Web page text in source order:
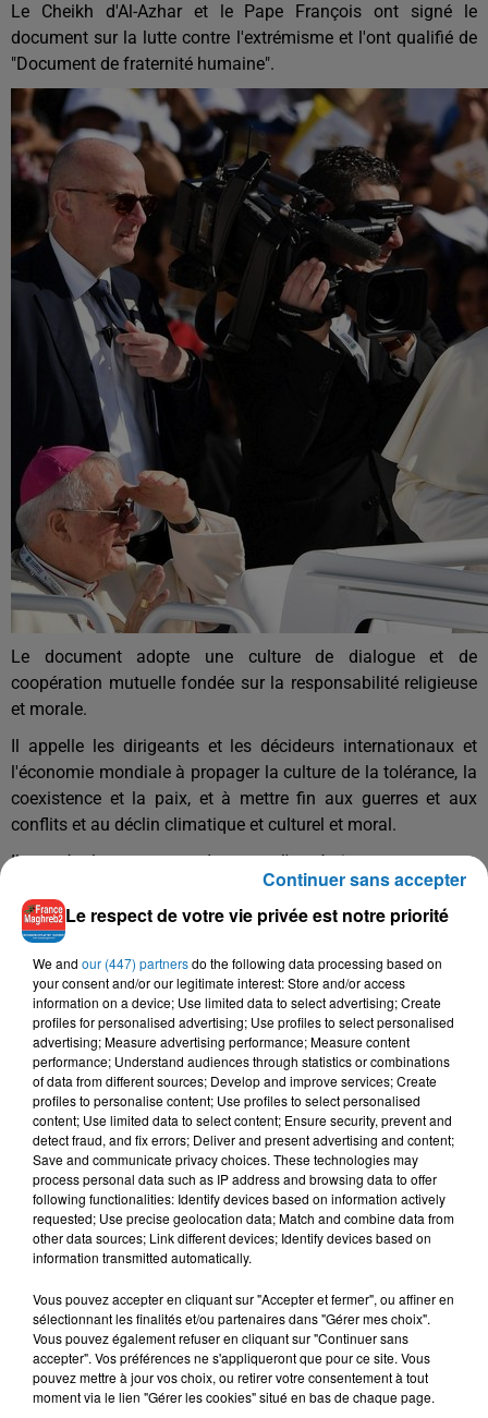
Le Cheikh d'Al-Azhar et le Pape François ont signé le
document sur la lutte contre l'extrémisme et l'ont qualifié de
"Document de fraternité humaine".
Le document adopte une culture de dialogue et de
coopération mutuelle fondée sur la responsabilité religieuse
et morale.
Il appelle les dirigeants et les décideurs internationaux et
l'économie mondiale à propager la culture de la tolérance, la
coexistence et la paix, et à mettre fin aux guerres et aux
conflits et au déclin climatique et culturel et moral.
Il met également en garde contre l'extrémisme sous toutes
Le Pape François est arrivé dimanche à Abu Dhabi pour une
de l'Église catholique dans la région du Golfe.
Le respect de votre vie privée est notre priorité
We and our (447) partnersdo the following data processing based on
your consent and/or our legitimate interest: Store and/or access
information on a device; Use limited data to select advertising; Create
profiles for personalised advertising; Use profiles to select personalised
advertising; Measure advertising performance; Measure content
performance; Understand audiences through statistics or combinations
of data from different sources; Develop and improve services; Create
profiles to personalise content; Use profiles to select personalised
content; Use limited data to select content; Ensure security, prevent and
detect fraud, and fix errors; Deliver and present advertising and content;
Save and communicate privacy choices. These technologies may
process personal data such as IP address and browsing data to offer
following functionalities: Identify devices based on information actively
requested; Use precise geolocation data; Match and combine data from
other data sources; Link different devices; Identify devices based on
information transmitted automatically.
Vous pouvez accepter en cliquant sur "Accepter et fermer", ou affiner en
sélectionnant les finalités et/ou partenaires dans "Gérer mes choix".
Vous pouvez également refuser en cliquant sur "Continuer sans
accepter". Vos préférences ne s'appliqueront que pour ce site. Vous
pouvez mettre à jour vos choix, ou retirer votre consentement à tout
moment via le lien "Gérer les cookies" situé en bas de chaque page.
Continuer sans accepter